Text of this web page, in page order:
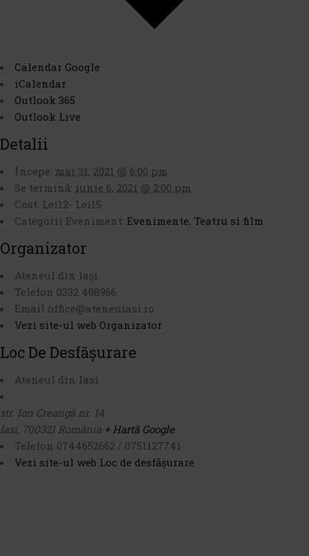
Calendar Google
iCalendar
Outlook 365
Outlook Live
Detalii
Începe: mai 31, 2021 @ 6:00 pm
Se termină: iunie 6, 2021 @ 2:00 pm
Cost: Lei12- Lei15
Categorii Eveniment: Evenimente, Teatru si film
Organizator
Ateneul din Iași
Telefon 0332 408966
Email office@ateneuiasi.ro
Vezi site-ul web Organizator
Loc De Desfășurare
Ateneul din Iasi
str. Ion Creangă nr. 14
Iasi, 700321 România + Hartă Google
Telefon 0744652662 / 0751127741
Vezi site-ul web Loc de desfășurare